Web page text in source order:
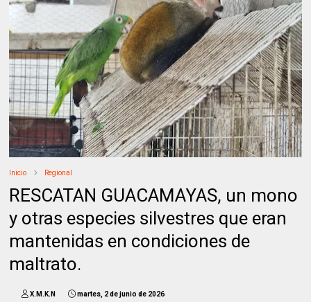
Inicio Regional
RESCATAN GUACAMAYAS, un mono
y otras especies silvestres que eran
mantenidas en condiciones de
maltrato.
X.M.K.N martes, 2 de junio de 2026